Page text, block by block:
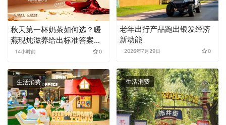
秋天第一杯奶茶如何选？暖
燕现炖滋养给出标准答案，
重新定义秋日仪式感
14小时前 0
老年出行产品跑出银发经济
新动能
2026年7月29日 0
生活消费
生活消费